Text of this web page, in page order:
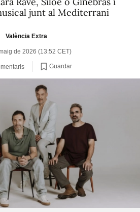
junt al Mediterrani
València Extra
de 2026 (13:52 CET)
Guardar